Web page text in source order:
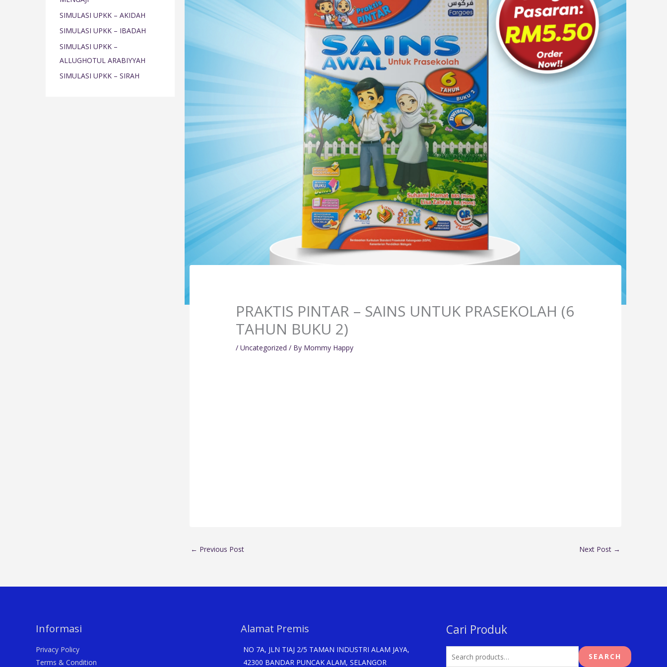
r
:
SIMULASI UPKK – AKIDAH
SIMULASI UPKK – IBADAH
SIMULASI UPKK –
ALLUGHOTUL ARABIYYAH
SIMULASI UPKK – SIRAH
PRAKTIS PINTAR – SAINS UNTUK PRASEKOLAH (6
TAHUN BUKU 2)
/Uncategorized / By Mommy Happy
← Previous Post Next Post →
Informasi
Privacy Policy
Terms & Condition
Alamat Premis
NO 7A, JLN TIAJ 2/5 TAMAN INDUSTRI ALAM JAYA,
42300 BANDAR PUNCAK ALAM, SELANGOR
Cari Produk
Search
SEARCH